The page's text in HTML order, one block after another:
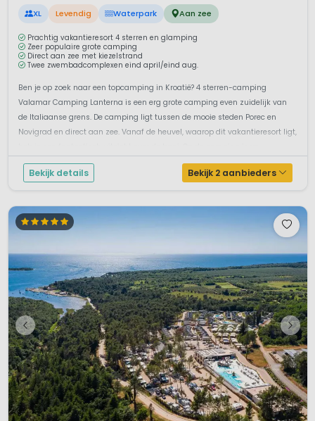
XL Levendig Waterpark Aan zee
Prachtig vakantieresort 4 sterren en glamping
Zeer populaire grote camping
Direct aan zee met kiezelstrand
Twee zwembadcomplexen eind april/eind aug.
Ben je op zoek naar een topcamping in Kroatië? 4 sterren-camping
Valamar Camping Lanterna is een erg grote camping even zuidelijk van
de Italiaanse grens. De camping ligt tussen de mooie steden Porec en
Novigrad en direct aan zee. Vanaf de heuvel, waarop dit vakantieresort ligt,
Bekijk details Bekijk 2 aanbieders